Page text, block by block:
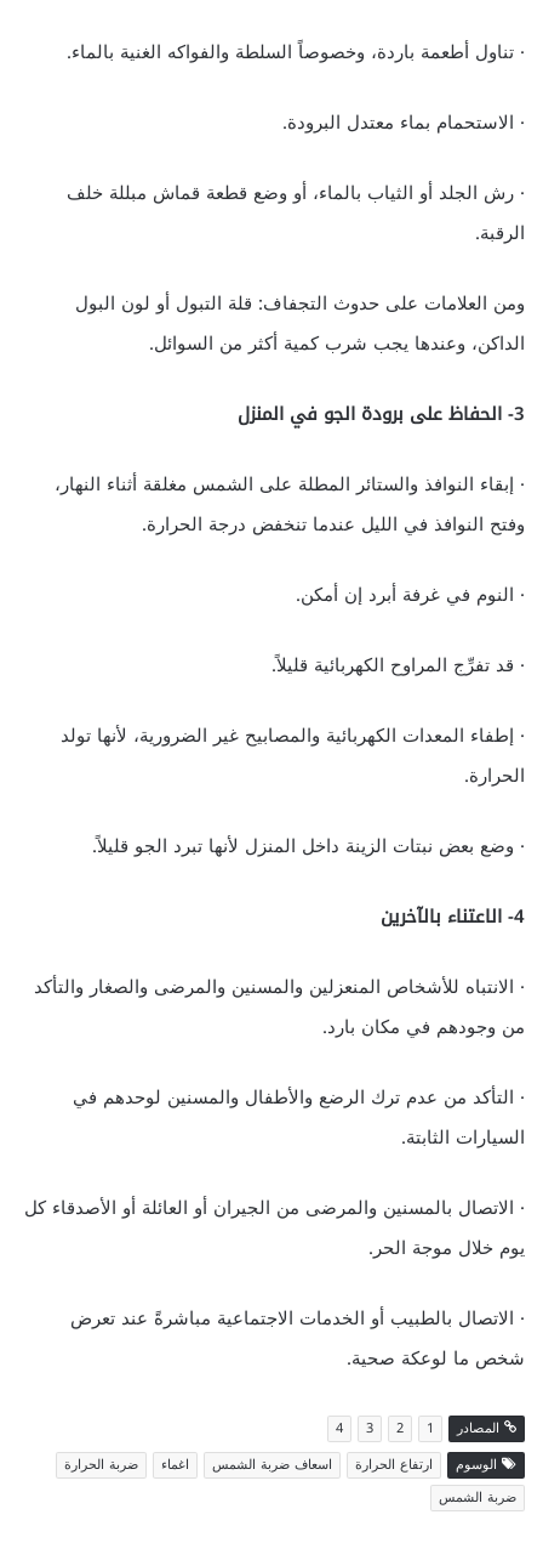
· تناول أطعمة باردة، وخصوصاً السلطة والفواكه الغنية بالماء.
· الاستحمام بماء معتدل البرودة.
· رش الجلد أو الثياب بالماء، أو وضع قطعة قماش مبللة خلف
الرقبة.
ومن العلامات على حدوث التجفاف: قلة التبول أو لون البول
الداكن، وعندها يجب شرب كمية أكثر من السوائل.
3- الحفاظ على برودة الجو في المنزل
· إبقاء النوافذ والستائر المطلة على الشمس مغلقة أثناء النهار،
وفتح النوافذ في الليل عندما تنخفض درجة الحرارة.
· النوم في غرفة أبرد إن أمكن.
· قد تفرِّج المراوح الكهربائية قليلاً.
· إطفاء المعدات الكهربائية والمصابيح غير الضرورية، لأنها تولد
الحرارة.
· وضع بعض نبتات الزينة داخل المنزل لأنها تبرد الجو قليلاً.
4- الاعتناء بالآخرين
· الانتباه للأشخاص المنعزلين والمسنين والمرضى والصغار والتأكد
من وجودهم في مكان بارد.
· التأكد من عدم ترك الرضع والأطفال والمسنين لوحدهم في
السيارات الثابتة.
· الاتصال بالمسنين والمرضى من الجيران أو العائلة أو الأصدقاء كل
يوم خلال موجة الحر.
· الاتصال بالطبيب أو الخدمات الاجتماعية مباشرةً عند تعرض
شخص ما لوعكة صحية.
المصادر 1
2
3
4
الوسوم
ارتفاع الحرارة اسعاف ضربة الشمس اغماء
ضربة الحرارة
ضربة الشمس